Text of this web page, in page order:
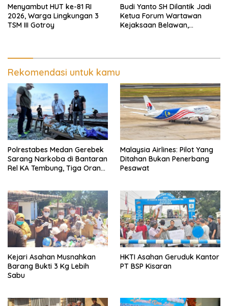
Menyambut HUT ke-81 RI
2026, Warga Lingkungan 3
TSM III Gotroy
Budi Yanto SH Dilantik Jadi
Ketua Forum Wartawan
Kejaksaan Belawan,
Rekomendasi untuk kamu
Polrestabes Medan Gerebek
Sarang Narkoba di Bantaran
Rel KA Tembung, Tiga Orang
Malaysia Airlines: Pilot Yang
Ditahan Bukan Penerbang
Pesawat
Kejari Asahan Musnahkan
Barang Bukti 3 Kg Lebih
Sabu
HKTI Asahan Geruduk Kantor
PT BSP Kisaran